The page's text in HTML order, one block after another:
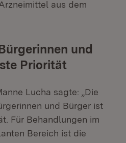
aus dem
und
Priorität
Lucha sagte: „Die
und Bürger ist
Für Behandlungen im
Bereich ist die